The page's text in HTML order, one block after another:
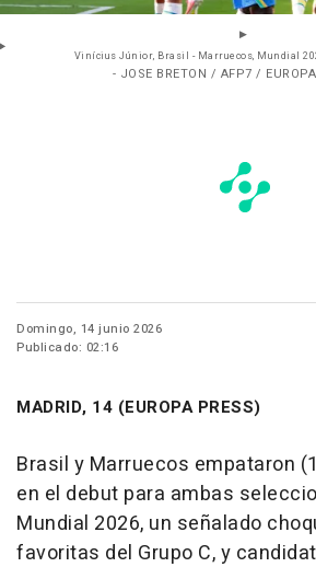
- JOSE BRETON / AFP7 /
Domingo, 14 junio 2026
Publicado: 02:16
MADRID, 14 (EUROPA PRESS)
Brasil y Marruecos empataron
en el debut para ambas
Mundial 2026, un señalado
favoritas del Grupo C, y